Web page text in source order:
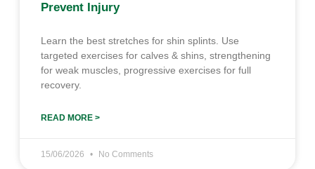
Prevent Injury
Learn the best stretches for shin splints. Use
targeted exercises for calves & shins, strengthening
for weak muscles, progressive exercises for full
recovery.
READ MORE >
15/06/2026 No Comments